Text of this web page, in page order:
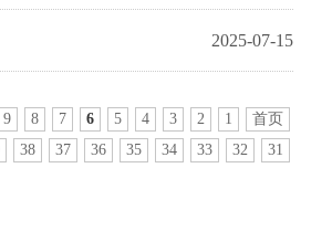
2025-07-15
首页
1
2
3
4
5
6
7
8
9
31
32
33
34
35
36
37
38